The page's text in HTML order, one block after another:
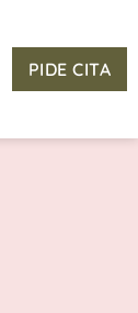
PIDE CITA